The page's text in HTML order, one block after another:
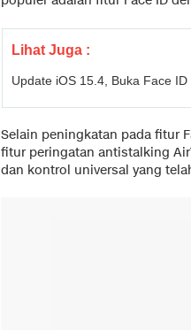
Lihat Juga :
Update iOS 15.4, Buka Face
Selain peningkatan pada fitur
fitur peringatan antistalking
dan kontrol universal yang